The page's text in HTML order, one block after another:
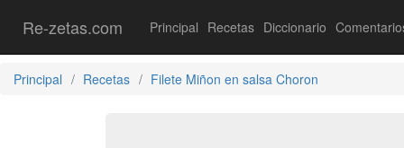
Re-zetas.com Principal Recetas Diccionario
Principal Recetas Filete Miñon en salsa Choron